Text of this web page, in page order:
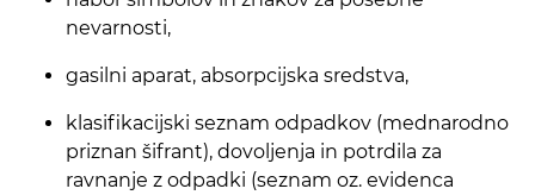
nevarnosti,
gasilni aparat, absorpcijska sredstva,
klasifikacijski seznam odpadkov (mednarodno
priznan šifrant), dovoljenja in potrdila za
ravnanje z odpadki (seznam oz. evidenca